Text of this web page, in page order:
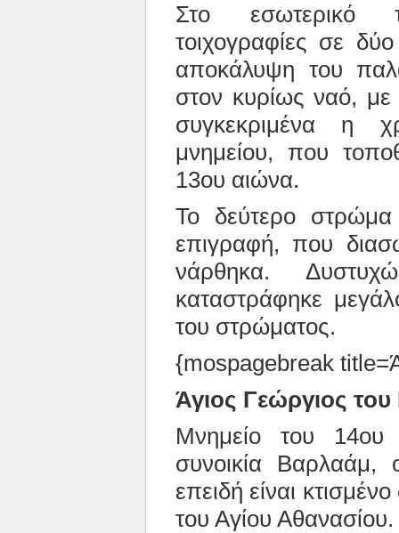
Στο εσωτερικό
τοιχογραφίες σε
αποκάλυψη του
στον κυρίως ναό, με
συγκεκριμένα η
μνημείου, που
13ου αιώνα.
Το δεύτερο
επιγραφή, που
νάρθηκα.
καταστράφηκε
του στρώματος.
{mospagebreak
Άγιος Γεώργιος
Μνημείο του 14ου
συνοικία Βαρλαάμ,
επειδή είναι
του Αγίου Αθανασίου.